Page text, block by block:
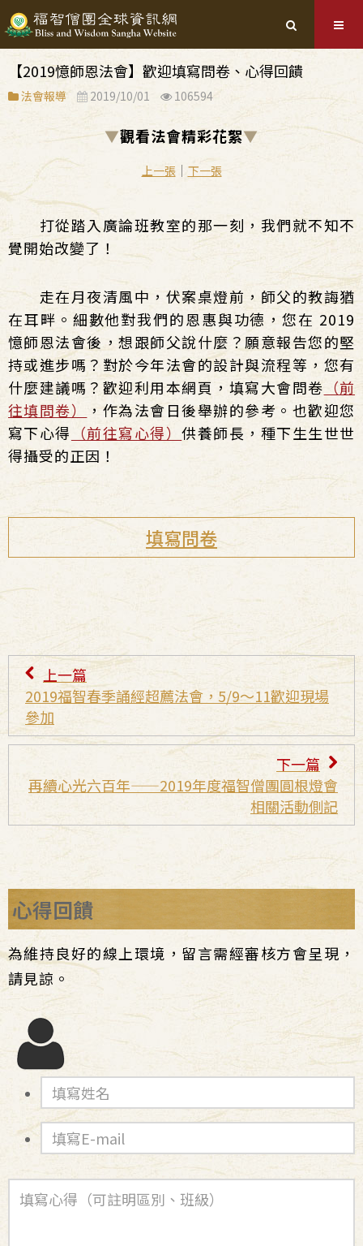
【2019憶師恩法會】歡迎填寫問卷、心得回饋
法會報導 2019/10/01 106594
▼觀看法會精彩花絮▼
上一張｜ 下一張
打從踏入廣論班教室的那一刻，我們就不知不
覺開始改變了！
走在月夜清風中，伏案桌燈前，師父的教誨猶
在耳畔。細數他對我們的恩惠與功德，您在 2019
憶師恩法會後，想跟師父說什麼？願意報告您的堅
持或進步嗎？對於今年法會的設計與流程等，您有
什麼建議嗎？歡迎利用本網頁，填寫大會問卷 （前
往填問卷）
，作為法會日後舉辦的參考。也歡迎您
寫下心得 （前往寫心得）供養師長，種下生生世世
得攝受的正因！
填寫問卷
上一篇
2019福智春季誦經超薦法會，5/9～11歡迎現場
參加
下一篇
再續心光六百年——2019年度福智僧團圓根燈會
相關活動側記
心得回饋
為維持良好的線上環境，留言需經審核方會呈現，
請見諒。